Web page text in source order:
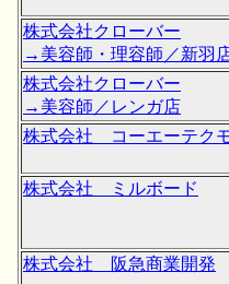
株式会社クローバー
→美容師・理容師／新羽
株式会社クローバー
→美容師／レンガ店
株式会社 コーエーテク
株式会社 ミルボード
株式会社 阪急商業開発